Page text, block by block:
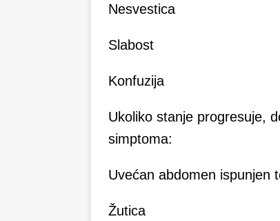
Nesvestica
Slabost
Konfuzija
Ukoliko stanje progresuje,
simptoma:
Uvećan abdomen ispunjen
Žutica